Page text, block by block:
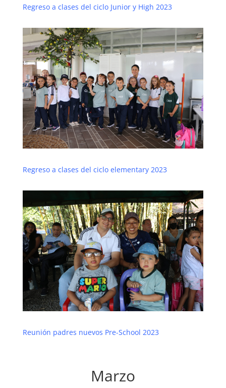
Regreso a clases del ciclo Junior y High 2023
Regreso a clases del ciclo elementary 2023
Reunión padres nuevos Pre-School 2023
Marzo